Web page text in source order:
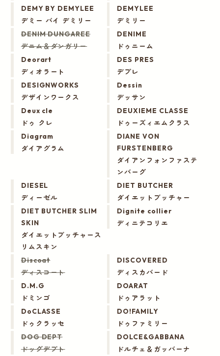
DEMY BY DEMYLEE
デミー バイ デミリー
DEMYLEE
デミリー
DENIM DUNGAREE
デニム＆ダンガリー
DENIME
ドゥニーム
Deorart
ディオラート
DES PRES
デプレ
DESIGNWORKS
デザインワークス
Dessin
デッサン
Deux cle
ドゥ クレ
DEUXIEME CLASSE
ドゥーズィエムクラス
Diagram
ダイアグラム
DIANE VON
FURSTENBERG
ダイアンフォンファステ
ンバーグ
DIESEL
ディーゼル
DIET BUTCHER
ダイエットブッチャー
DIET BUTCHER SLIM
SKIN
ダイエットブッチャース
リムスキン
Dignite collier
ディニテコリエ
Discoat
ディスコート
DISCOVERED
ディスカバード
D.M.G
ドミンゴ
DOARAT
ドゥアラット
DoCLASSE
ドゥクラッセ
DO!FAMILY
ドゥファミリー
DOG DEPT
ドッグデプト
DOLCE&GABBANA
ドルチェ＆ガッバーナ